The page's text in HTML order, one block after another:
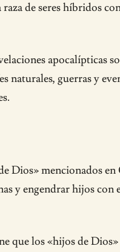
de seres híbridos
apocalípticas
guerras y
mencionados
y engendrar hijos
los «hijos de Dios»